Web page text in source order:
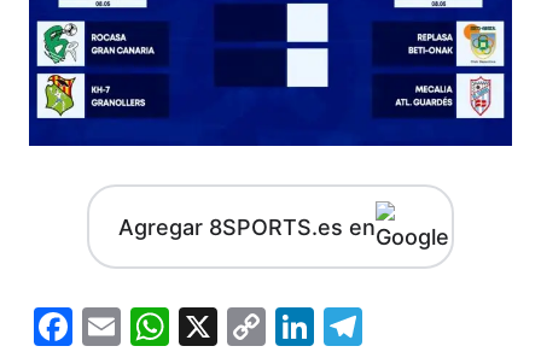
Agregar 8SPORTS.es en
Facebook
EmailWhatsApp
X
CopyLinkedIn